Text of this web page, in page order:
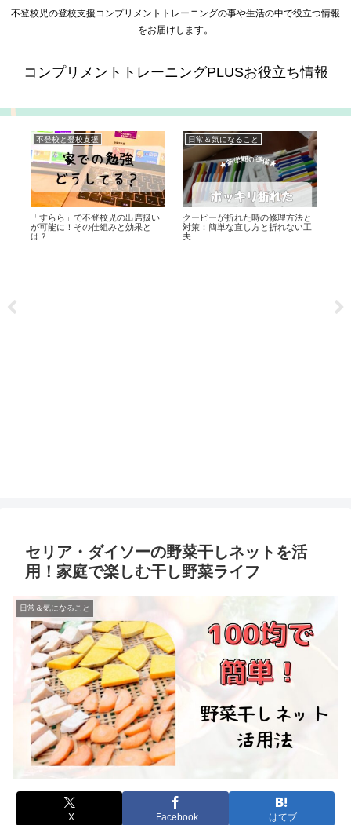
不登校児の登校支援コンプリメントトレーニングの事や生活の中で役立つ情報
をお届けします。
コンプリメントトレーニングPLUSお役立ち情報
不登校と登校支援
「すらら」で不登校児の出席扱い
が可能に！その仕組みと効果と
は？
日常＆気になること
クーピーが折れた時の修理方法と
対策：簡単な直し方と折れない工
夫
セリア・ダイソーの野菜干しネットを活
用！家庭で楽しむ干し野菜ライフ
日常＆気になること
X Facebook はてブ